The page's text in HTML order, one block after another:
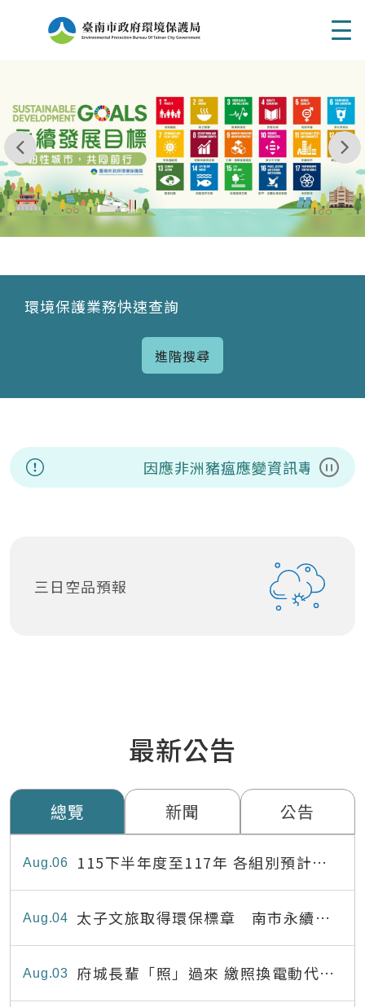
環境保護業務快速查詢
進階搜尋
暫停
因應非洲豬瘟應變資訊專區 8/7(
三日空品預報
最新公告
總覽 新聞 公告
06
Aug
115下半年度至117年 各組別預計出
缺員額表
04
Aug
太子文旅取得環保標章 南市永續旅
宿達22家
03
Aug
府城長輩「照」過來 繳照換電動代步
最高補助8,000元